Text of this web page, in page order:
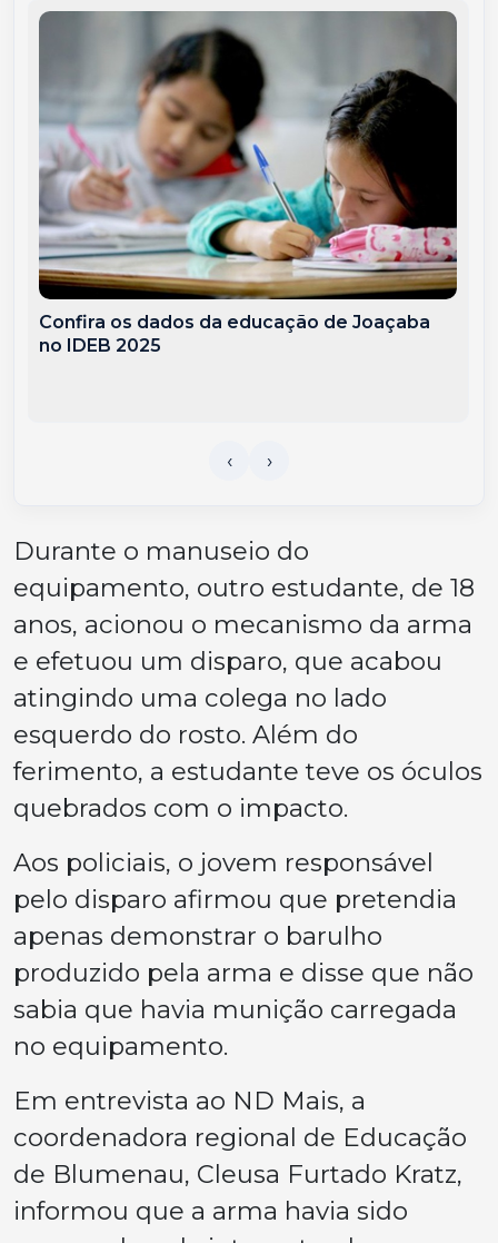
Confira os dados da educação de Joaçaba
no IDEB 2025
Durante o manuseio do
equipamento, outro estudante, de 18
anos, acionou o mecanismo da arma
e efetuou um disparo, que acabou
atingindo uma colega no lado
esquerdo do rosto. Além do
ferimento, a estudante teve os óculos
quebrados com o impacto.
Aos policiais, o jovem responsável
pelo disparo afirmou que pretendia
apenas demonstrar o barulho
produzido pela arma e disse que não
sabia que havia munição carregada
no equipamento.
Em entrevista ao ND Mais, a
coordenadora regional de Educação
de Blumenau, Cleusa Furtado Kratz,
informou que a arma havia sido